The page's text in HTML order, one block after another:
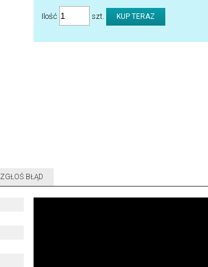
Ilość szt.
ZGŁOŚ BŁĄD